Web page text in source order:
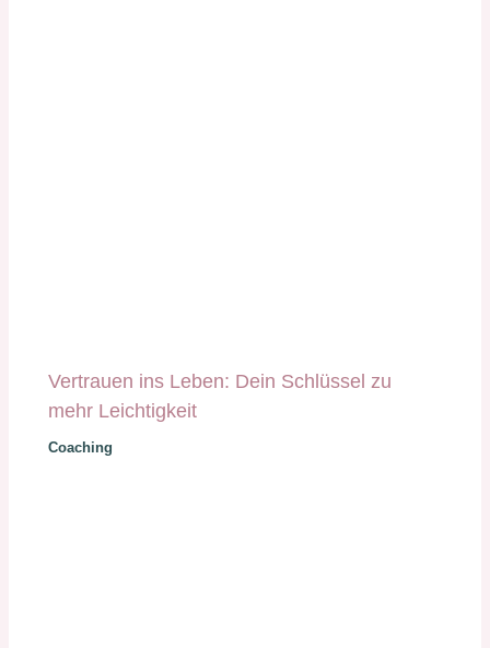
Vertrauen ins Leben: Dein Schlüssel zu
mehr Leichtigkeit
Coaching